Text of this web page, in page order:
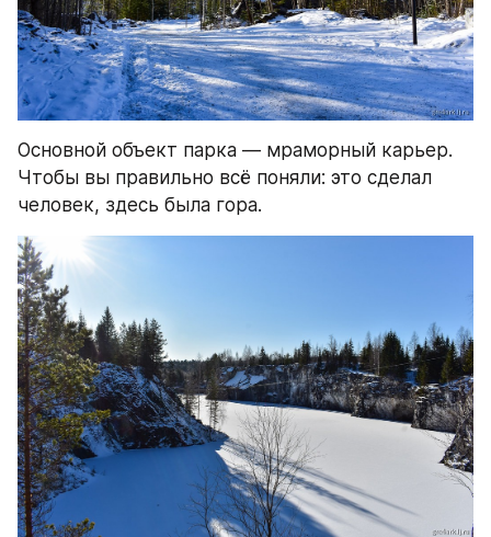
Основной объект парка — мраморный карьер.
Чтобы вы правильно всё поняли: это сделал
человек, здесь была гора.